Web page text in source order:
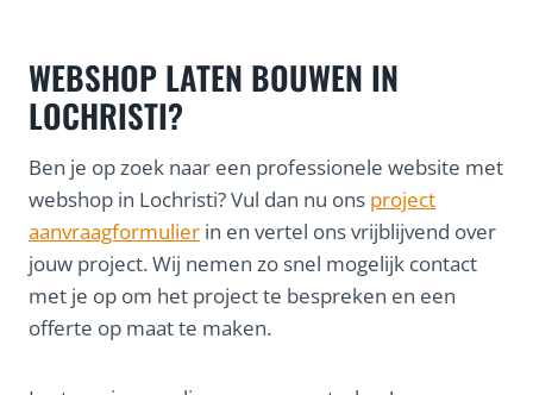
WEBSHOP LATEN BOUWEN IN
LOCHRISTI?
Ben je op zoek naar een professionele website met
webshop in Lochristi? Vul dan nu ons project
aanvraagformulier in en vertel ons vrijblijvend over
jouw project. Wij nemen zo snel mogelijk contact
met je op om het project te bespreken en een
offerte op maat te maken.